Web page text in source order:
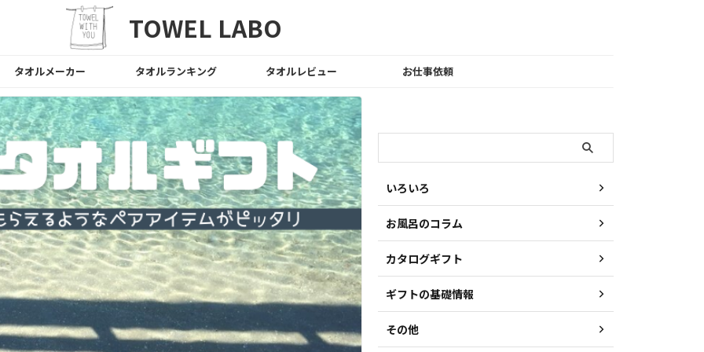
TOWEL LABO
タオルメーカー タオルランキング タオルレビュー お仕事依頼
いろいろ
お風呂のコラム
カタログギフト
ギフトの基礎情報
その他